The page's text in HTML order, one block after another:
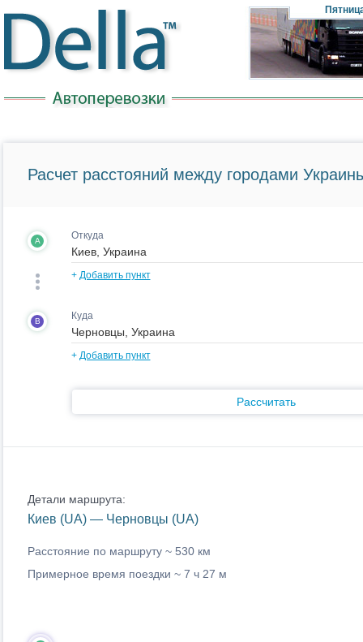
Расчет расстояний между городами
A Откуда
+ Добавить пункт
B Куда
+ Добавить пункт
Рассчитать
Детали маршрута:
Киев (UA) — Черновцы (UA)
Расстояние по маршруту ~ 530 км
Примерное время поездки ~ 7 ч 27 м